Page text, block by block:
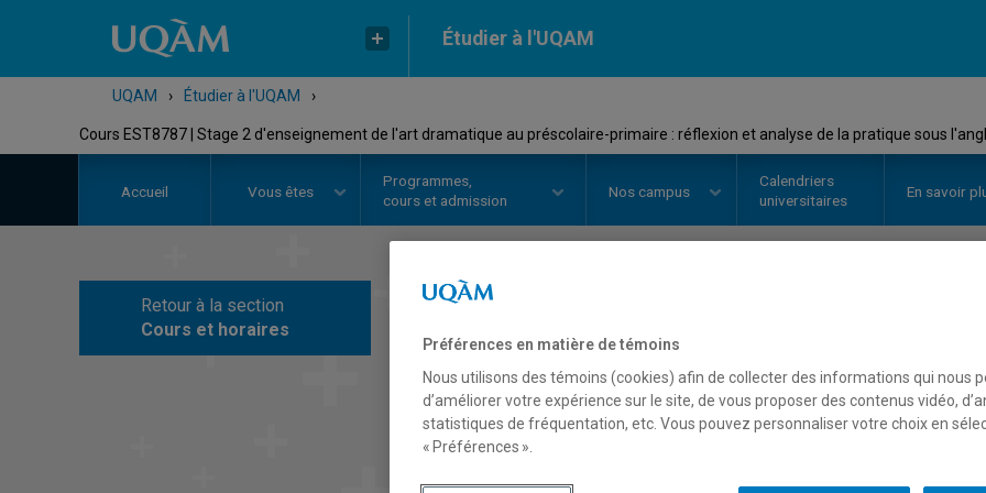
Étudier à l'UQAM
UQAM › Étudier à l'UQAM ›
Cours EST8787 | Stage 2 d'enseignement de l'art dramatique au préscolaire-primaire : réflexion et analyse de la pratique sous
Accueil Vous êtes
Programmes,
cours et admission
Nos campus
Calendriers
universitaires
En savoir
Retour à la section
Cours et horaires
COURS EST8787
Stage 2
dramatique au
analyse de la pratique
transposition didactique
Préférences en matière de témoins
Nous utilisons des témoins (cookies) afin de collecter des informations qui nous
d’améliorer votre expérience sur le site, de vous proposer des contenus vidéo,
statistiques de fréquentation, etc. Vous pouvez personnaliser votre choix en
« Préférences ».